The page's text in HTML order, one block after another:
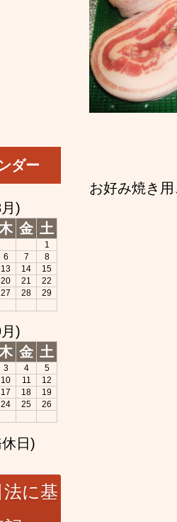
お好み焼き
ダー
)
金 土
1
6 7
8
13 14
15
20 21
22
27 28
29
)
金 土
3 4
5
10 11
12
17 18
19
24 25
26
日)